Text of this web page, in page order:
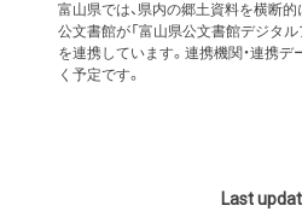
富山県では、県内の郷土資料を横断
公文書館が「富山県公文書館デジタ
を連携しています。連携機関・連携
く予定です。
Last